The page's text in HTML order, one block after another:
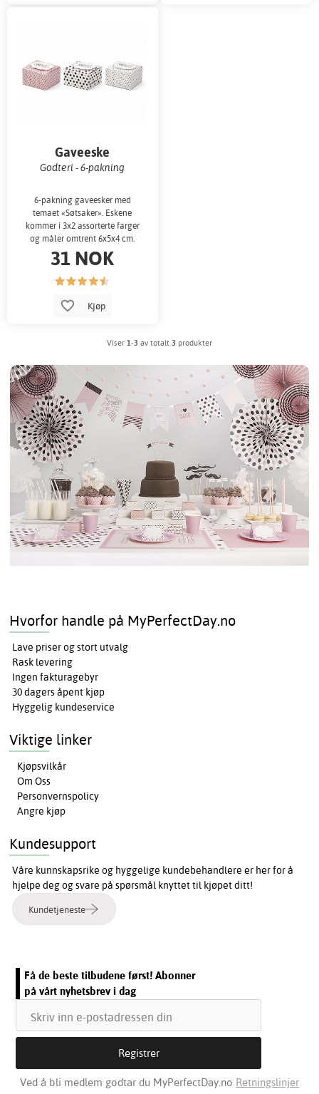
Gaveeske
Godteri - 6-pakning
6-pakning gaveesker med
temaet «Søtsaker». Eskene
kommer i 3x2 assorterte farger
og måler omtrent 6x5x4 cm.
31 NOK
Kjøp
Viser 1-3 av totalt 3 produkter
Hvorfor handle på MyPerfectDay.no
Lave priser og stort utvalg
Rask levering
Ingen fakturagebyr
30 dagers åpent kjøp
Hyggelig kundeservice
Viktige linker
Kjøpsvilkår
Om Oss
Personvernspolicy
Angre kjøp
Kundesupport
Våre kunnskapsrike og hyggelige kundebehandlere er her for å
hjelpe deg og svare på spørsmål knyttet til kjøpet ditt!
Kundetjeneste
Få de beste tilbudene først! Abonner
på vårt nyhetsbrev i dag
Ved å bli medlem godtar du MyPerfectDay.no Retningslinjer